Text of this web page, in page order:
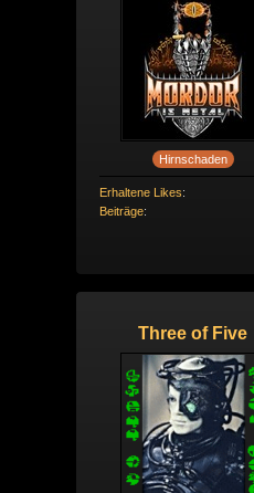
Hirnschaden
Erhaltene Likes
Beiträge
Three of Five